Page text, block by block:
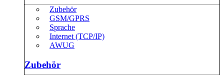
Zubehör
GSM/GPRS
Sprache
Internet (TCP/IP)
AWUG
Zubehör